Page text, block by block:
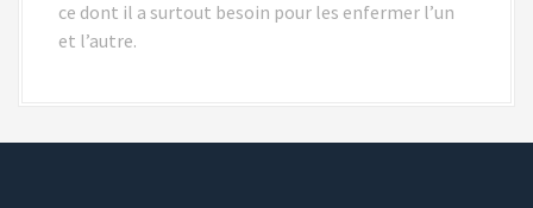
ce dont il a surtout besoin pour les enfermer l’un
et l’autre.